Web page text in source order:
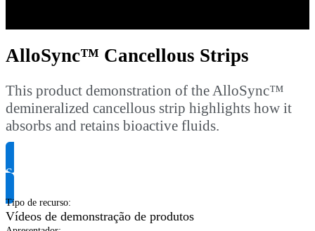
Video
AlloSync™ Cancellous Strips
This product demonstration of the AlloSync™
demineralized cancellous strip highlights how it
absorbs and retains bioactive fluids.
Solicite informação do produto
Tipo de recurso:
Vídeos de demonstração de produtos